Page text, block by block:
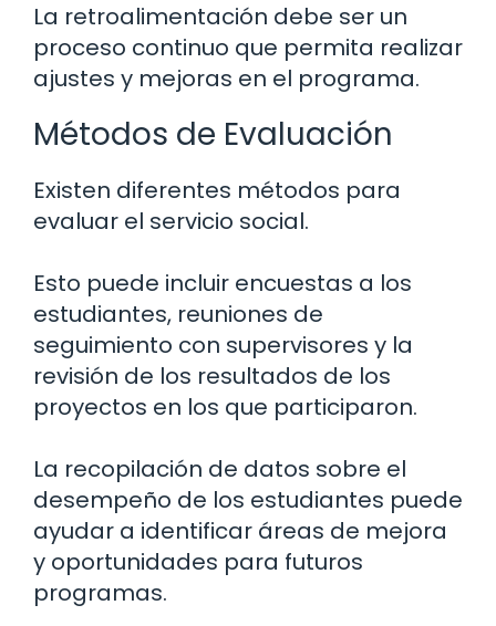
La retroalimentación debe ser un
proceso continuo que permita realizar
ajustes y mejoras en el programa.
Métodos de Evaluación
Existen diferentes métodos para
evaluar el servicio social.
Esto puede incluir encuestas a los
estudiantes, reuniones de
seguimiento con supervisores y la
revisión de los resultados de los
proyectos en los que participaron.
La recopilación de datos sobre el
desempeño de los estudiantes puede
ayudar a identificar áreas de mejora
y oportunidades para futuros
programas.